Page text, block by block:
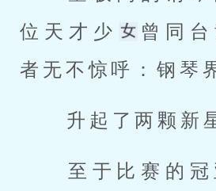
位天才少
曾同
者无不惊呼：钢琴
升起了两颗新
至于比赛的冠